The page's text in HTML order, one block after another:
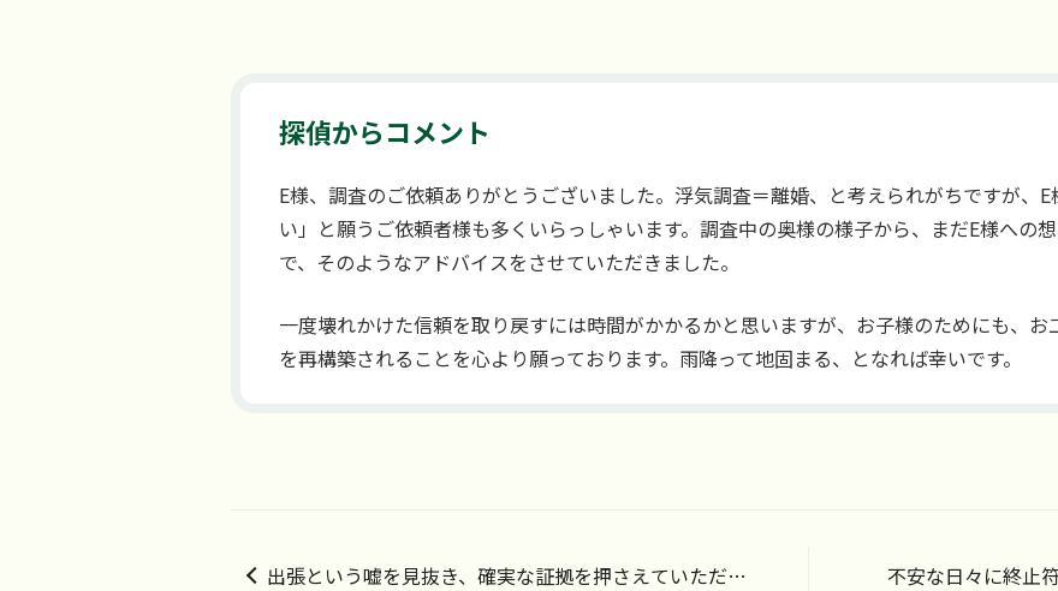
探偵からコメント
E様、調査のご依頼ありがとうございました。浮気調査＝離婚、と考えられがちですが、
い」と願うご依頼者様も多くいらっしゃいます。調査中の奥様の様子から、まだE様への
で、そのようなアドバイスをさせていただきました。
一度壊れかけた信頼を取り戻すには時間がかかるかと思いますが、お子様のためにも、
を再構築されることを心より願っております。雨降って地固まる、となれば幸いです。
出張という嘘を見抜き、確実な証拠を押さえていただき
不安な日々に終止